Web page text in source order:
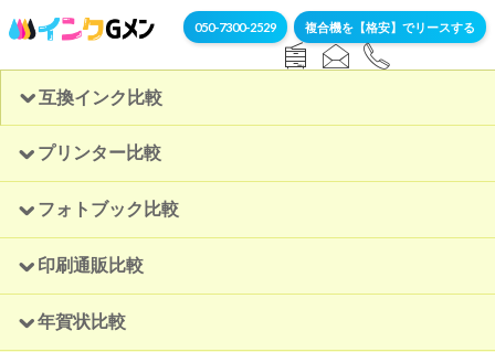
050-7300-2529 複合機を【格安】でリースする
互換インク比較
プリンター比較
フォトブック比較
印刷通販比較
年賀状比較